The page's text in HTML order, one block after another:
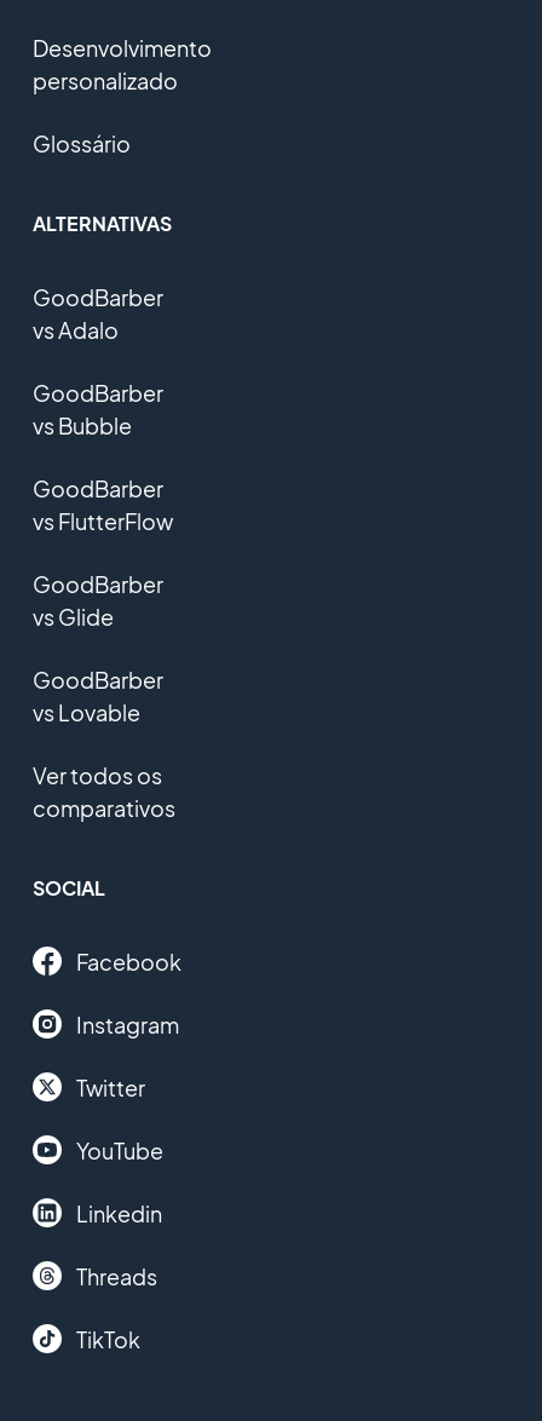
Desenvolvimento
personalizado
Glossário
ALTERNATIVAS
GoodBarber
vs Adalo
GoodBarber
vs Bubble
GoodBarber
vs FlutterFlow
GoodBarber
vs Glide
GoodBarber
vs Lovable
Ver todos os
comparativos
SOCIAL
Facebook
Instagram
Twitter
YouTube
Linkedin
Threads
TikTok